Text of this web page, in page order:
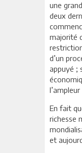
une
deux
majorité
d’un
appuyé ;
En fait
richesse
et